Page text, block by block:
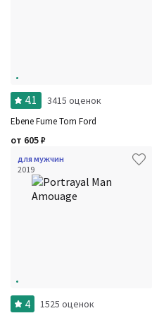
4.1 3415 оценок
Ebene Fume Tom Ford
от 605₽
для мужчин
2019
4 1525 оценок